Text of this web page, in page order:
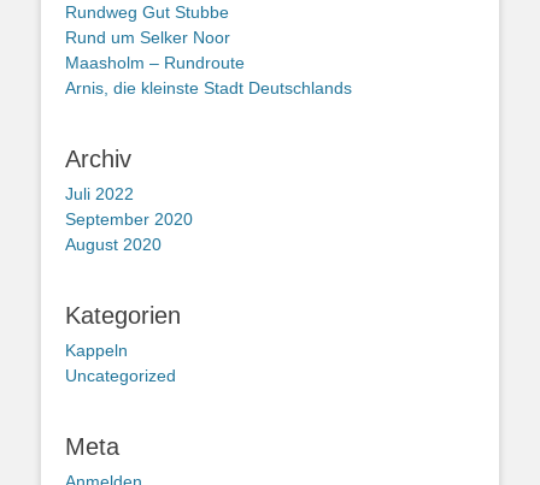
Rundweg Gut Stubbe
Rund um Selker Noor
Maasholm – Rundroute
Arnis, die kleinste Stadt Deutschlands
Archiv
Juli 2022
September 2020
August 2020
Kategorien
Kappeln
Uncategorized
Meta